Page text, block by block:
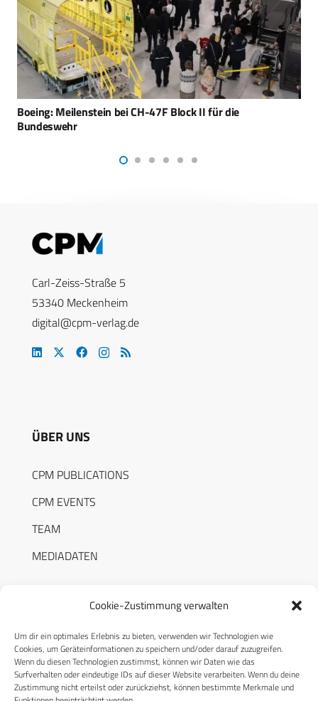
Cookie-Zustimmung verwalten
Um dir ein optimales Erlebnis zu bieten, verwenden wir Technologien wie
Cookies, um Geräteinformationen zu speichern und/oder darauf zuzugreifen.
Wenn du diesen Technologien zustimmst, können wir Daten wie das
Surfverhalten oder eindeutige IDs auf dieser Website verarbeiten. Wenn du deine
Zustimmung nicht erteilst oder zurückziehst, können bestimmte Merkmale und
Bundeswehr-Artillerie erst 2035 vollständig aufgebaut
Carl-Zeiss-Straße 5
53340 Meckenheim
digital@cpm-verlag.de
ÜBER UNS
CPM PUBLICATIONS
CPM EVENTS
TEAM
MEDIADATEN
RECHTLICHES
Datenschutzerklärung